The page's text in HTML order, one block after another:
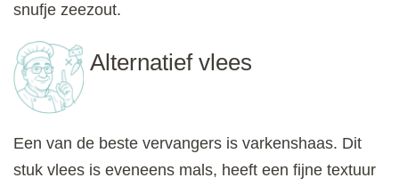
snufje zeezout.
Alternatief vlees
Een van de beste vervangers is varkenshaas. Dit
stuk vlees is eveneens mals, heeft een fijne textuur